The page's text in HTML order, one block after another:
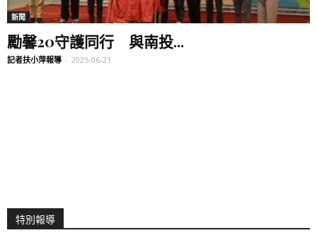
新聞
勵馨20守護同行 與南投...
記者扶小萍報導 - 2025-06-21
特別報導